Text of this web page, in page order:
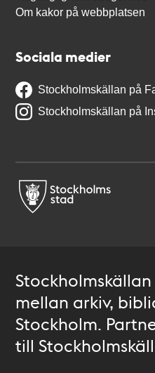
Om kakor på webbplatsen
Sociala medier
Stockholmskällan på
Stockholmskällan på
mellan arkiv,
Stockholm.
till